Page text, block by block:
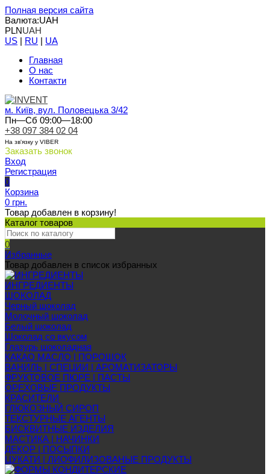
Полная версия сайта
Валюта:UAH
PLNUAH
US | RU | UA
Главная
О нас
Контакти
м. Київ, вул. Половецька 3/42
Пн—Сб 09:00—18:00
+38 097 384 02 04
На зв'язку у VIBER
Заказать звонок
Вход
Регистрация
0
Корзина
0 грн.
Товар добавлен в корзину!
Каталог товаров
0
Избранные
Товар добавлен в список избранных
ИНГРЕДИЕНТЫ
ШОКОЛАД
Черный шоколад
Молочный шоколад
Белый шоколад
Шоколад со вкусом
Глазурь шоколадная
КАКАО МАСЛО | ПОРОШОК
ВАНИЛЬ | СПЕЦИИ | АРОМАТИЗАТОРЫ
ФРУКТОВОЕ ПЮРЕ | ПАСТЫ
ОРЕХОВЫЕ ПРОДУКТЫ
КРАСИТЕЛИ
ГЛЮКОЗНЫЙ СИРОП
ТЕКСТУРНЫЕ АГЕНТЫ
БИСКВИТНЫЕ ИЗДЕЛИЯ
МАСТИКА | НАЧИНКИ
ДЕКОР | ПОСЫПКИ
ЦУКАТИ | ЛИОФИЛИЗОВАНЫЕ ПРОДУКТЫ